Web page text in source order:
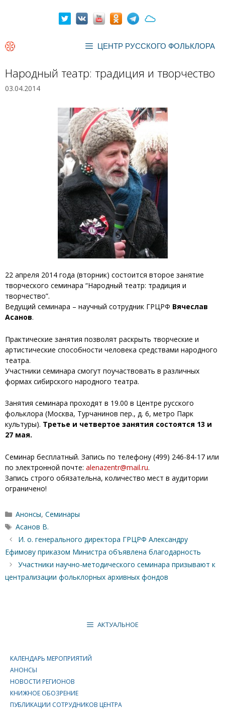
ЦЕНТР РУССКОГО ФОЛЬКЛОРА
Народный театр: традиция и творчество
03.04.2014
22 апреля 2014 года (вторник) состоится второе занятие
творческого семинара “Народный театр: традиция и
творчество”.
Ведущий семинара – научный сотрудник ГРЦРФ Вячеслав
Асанов.
Практические занятия позволят раскрыть творческие и
артистические способности человека средствами народного
театра.
Участники семинара смогут поучаствовать в различных
формах сибирского народного театра.
Занятия семинара проходят в 19.00 в Центре русского
фольклора (Москва, Турчанинов пер., д. 6, метро Парк
культуры). Третье и четвертое занятия состоятся 13 и
27 мая.
Семинар бесплатный. Запись по телефону (499) 246-84-17 или
по электронной почте: alenazentr@mail.ru.
Запись строго обязательна, количество мест в аудитории
ограничено!
Рубрики
Анонсы,Семинары
Метки
Асанов В.
И. о. генерального директора ГРЦРФ Александру
Ефимову приказом Министра объявлена благодарность
Участники научно-методического семинара призывают к
централизации фольклорных архивных фондов
АКТУАЛЬНОЕ
КАЛЕНДАРЬ МЕРОПРИЯТИЙ
АНОНСЫ
НОВОСТИ РЕГИОНОВ
КНИЖНОЕ ОБОЗРЕНИЕ
ПУБЛИКАЦИИ СОТРУДНИКОВ ЦЕНТРА